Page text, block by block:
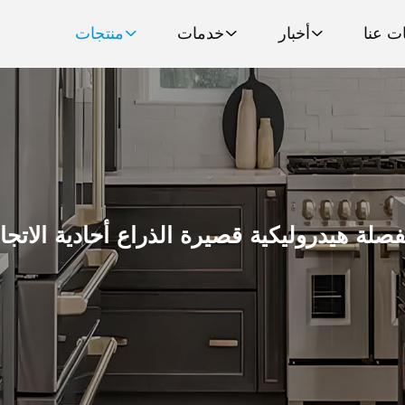
منتجات خدمات أخبار عنا
هيدروليكية قصيرة الذراع أحادية